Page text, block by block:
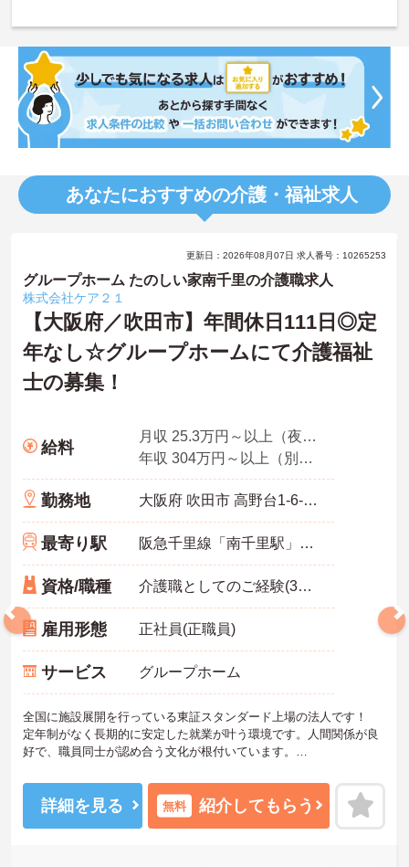
あなたにおすすめの介護・福祉求人
更新日：2026年08月07日 求人番号：10265253
グループホーム たのしい家南千里の介護職求人
株式会社ケア２１
【大阪府／吹田市】年間休日111日◎定
年なし☆グループホームにて介護福祉
士の募集！
給料
月収 25.3万円～以上（夜勤5回分・諸手当込み）
年収 304万円～以上（別途賞与付与）
勤務地 大阪府 吹田市 高野台1-6-2 千里高野台ハイツ101
最寄り駅 阪急千里線「南千里駅」徒歩15分
資格/職種 介護職としてのご経験(3年以上)あれば尚可
雇用形態 正社員(正職員)
サービス グループホーム
全国に施設展開を行っている東証スタンダード上場の法人です！
定年制がなく長期的に安定した就業が叶う環境です。人間関係が良
好で、職員同士が認め合う文化が根付いています。
しますのでお気軽にご相談ください！
詳細を見る 無料 紹介してもらう